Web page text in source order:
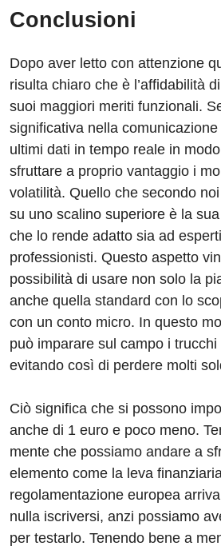
Conclusioni
Dopo aver letto con attenzione
risulta chiaro che è l’affidabilità
suoi maggiori meriti funzionali.
significativa nella
ultimi dati in tempo reale in
sfruttare a proprio vantaggio i
volatilità. Quello che secondo
su uno scalino superiore è la
che lo rende adatto sia ad
professionisti. Questo aspetto
possibilità di usare non solo la
anche quella standard con lo
con un conto micro. In questo
può imparare sul campo i
evitando così di perdere molti
Ciò significa che si possono
anche di 1 euro e poco meno.
mente che possiamo andare a
elemento come la leva
regolamentazione europea
nulla iscriversi, anzi possiamo
per testarlo. Tenendo bene a